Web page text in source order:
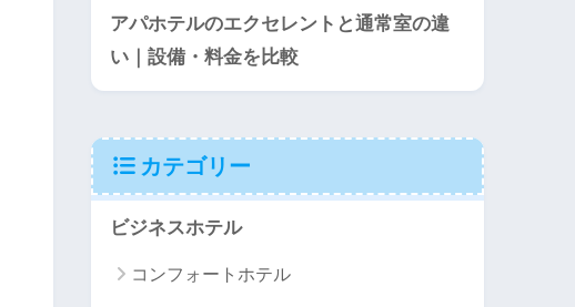
アパホテルのエクセレントと通常室の違
い｜設備・料金を比較
カテゴリー
ビジネスホテル
コンフォートホテル